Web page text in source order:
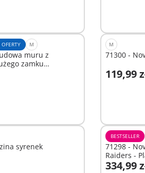
OFERTY M
muru z
zamku
koszyka
M
71300 -
119,99
syrenek
BESTSELLER
71298 -
Raiders -
334,99